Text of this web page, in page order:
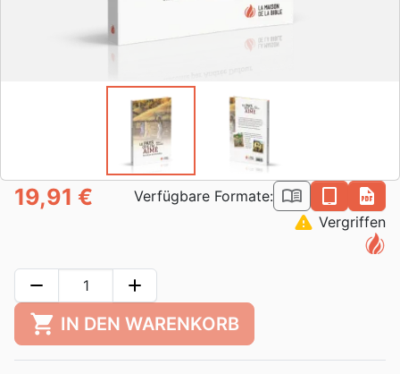
19,91 € Verfügbare Formate: book_open epub
pdf
warning Vergriffen
remove add
shopping_cart IN DEN WARENKORB